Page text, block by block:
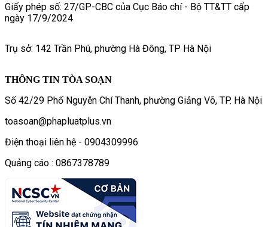
Giấy phép số: 27/GP-CBC của Cục Báo chí - Bộ TT&TT cấp
ngày 17/9/2024
Trụ sở: 142 Trần Phú, phường Hà Đông, TP Hà Nội
THÔNG TIN TÒA SOẠN
Số 42/29 Phố Nguyễn Chí Thanh, phường Giảng Võ, TP. Hà Nội
toasoan@phapluatplus.vn
Điện thoại liên hệ - 0904309996
Quảng cáo : 0867378789